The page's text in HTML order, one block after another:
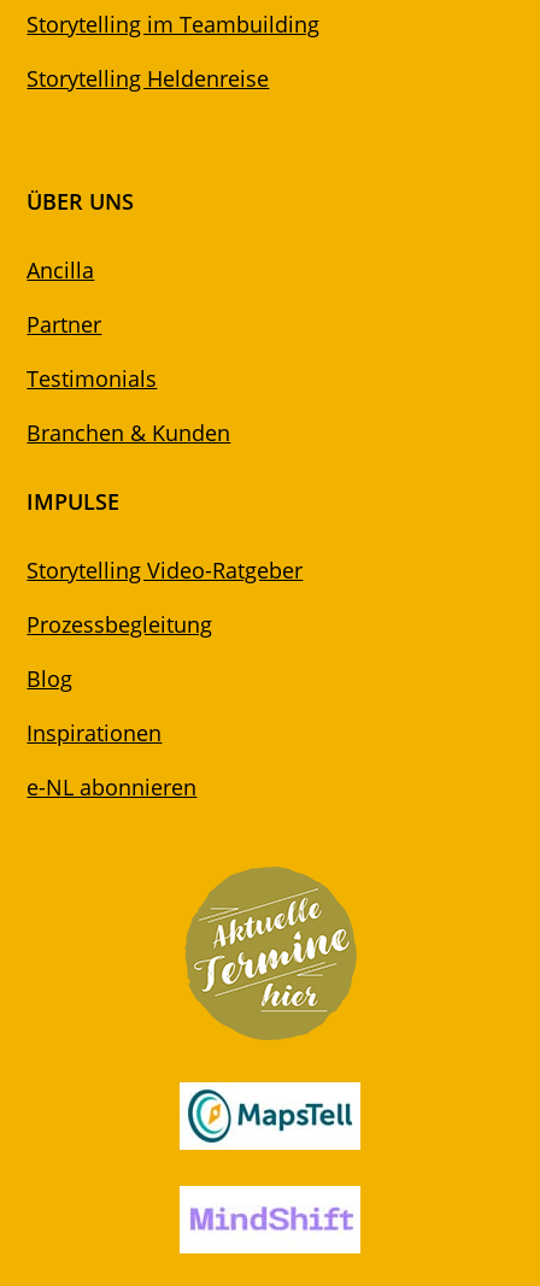
Storytelling im Teambuilding
Storytelling Heldenreise
ÜBER UNS
Ancilla
Partner
Testimonials
Branchen & Kunden
IMPULSE
Storytelling Video-Ratgeber
Prozessbegleitung
Blog
Inspirationen
e-NL abonnieren